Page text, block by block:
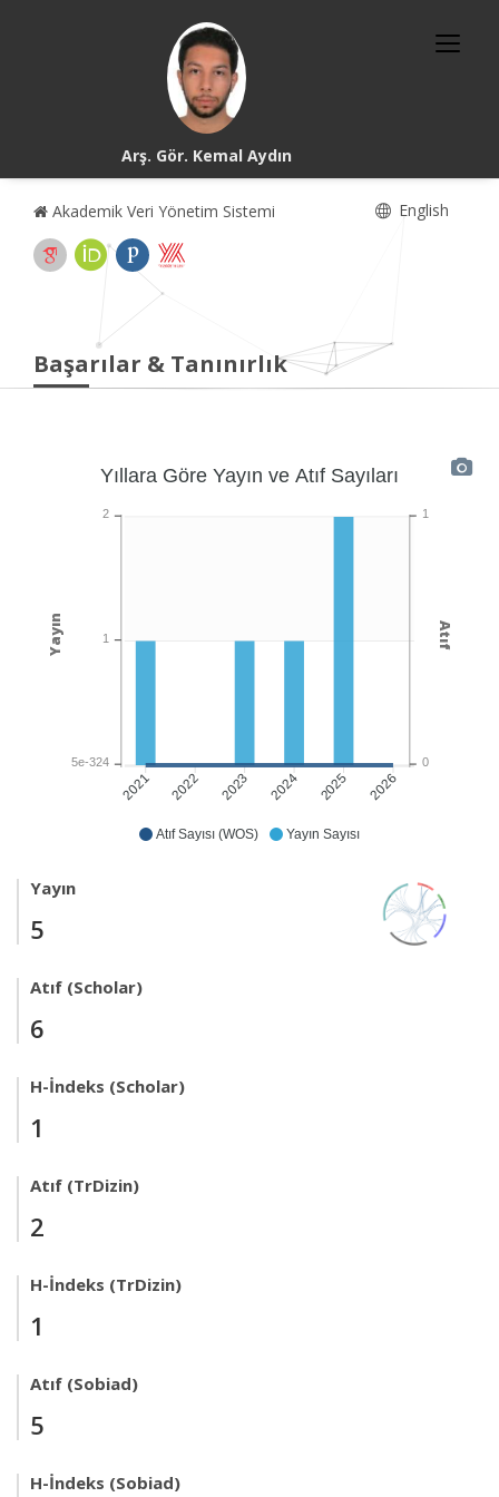
Arş. Gör. Kemal Aydın
Akademik Veri Yönetim Sistemi English
Başarılar & Tanınırlık
Atıf Sayısı (WOS) Yayın Sayısı
2021 2022 2023 2024 2025 2026
Yıllara Göre Yayın ve Atıf Sayıları
1
0
Atıf
2
1
5e-324
Yayın
Yayın
5
Atıf (Scholar)
6
H-İndeks (Scholar)
1
Atıf (TrDizin)
2
H-İndeks (TrDizin)
1
Atıf (Sobiad)
5
H-İndeks (Sobiad)